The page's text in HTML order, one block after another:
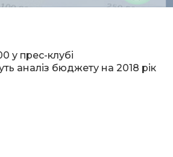
у прес-клубі
аналіз бюджету на 2018 рік